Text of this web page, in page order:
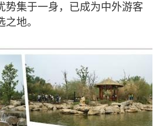
势集于一身，已成为中外游客
地。